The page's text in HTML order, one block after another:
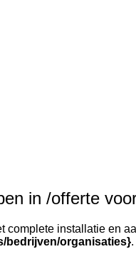
in /offerte
complete installatie en
bedrijven/organisaties}.